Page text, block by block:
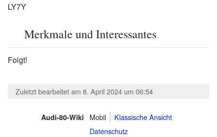
LY7Y
Merkmale und Interessantes
Folgt!
Zuletzt bearbeitet am 8. April 2024 um 06:54
Audi-80-Wiki Mobil
Klassische Ansicht
Datenschutz